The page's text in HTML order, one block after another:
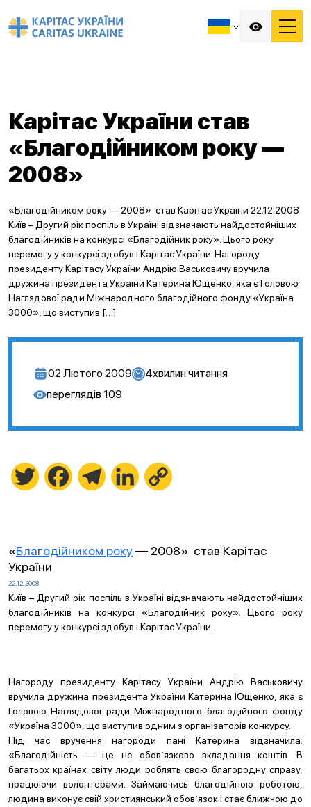
Карітас України став
«Благодійником року —
2008»
«Благодійником року — 2008» став Карітас України 22.12.2008
Київ – Другий рік поспіль в Україні відзначають найдостойніших
благодійників на конкурсі «Благодійник року». Цього року
перемогу у конкурсі здобув і Карітас України. Нагороду
президенту Карітасу України Андрію Васьковичу вручила
дружина президента України Катерина Ющенко, яка є Головою
Наглядової ради Міжнародного благодійного фонду «Україна
3000», що виступив […]
02 Лютого 2009 4хвилин читання
переглядів 109
Twitter FacebookTelegramLinkedIn
«Благодійником року— 2008» став Карітас
України
22.12.2008
Київ – Другий рік поспіль в Україні відзначають найдостойніших
благодійників на конкурсі «Благодійник року». Цього року
перемогу у конкурсі здобув і Карітас України.
Нагороду президенту Карітасу України Андрію Васьковичу
вручила дружина президента України Катерина Ющенко, яка є
Головою Наглядової ради Міжнародного благодійного фонду
«Україна 3000», що виступив одним з організаторів конкурсу.
Під час вручення нагороди пані Катерина відзначила:
«Благодійність — це не обов’язково вкладання коштів. В
багатьох країнах світу люди роблять свою благородну справу,
працюючи волонтерами. Займаючись благодійною роботою,
людина виконує свій християнський обов’язок і стає ближчою до